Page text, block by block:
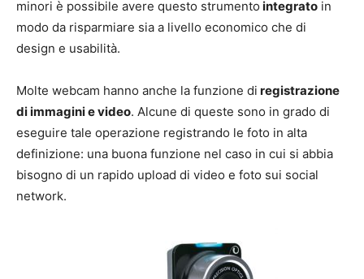
minori è possibile avere questo strumento integrato in
modo da risparmiare sia a livello economico che di
design e usabilità.
Molte webcam hanno anche la funzione di registrazione
di immagini e video. Alcune di queste sono in grado di
eseguire tale operazione registrando le foto in alta
definizione: una buona funzione nel caso in cui si abbia
bisogno di un rapido upload di video e foto sui social
network.